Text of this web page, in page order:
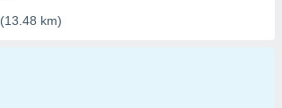
(13.48 km)